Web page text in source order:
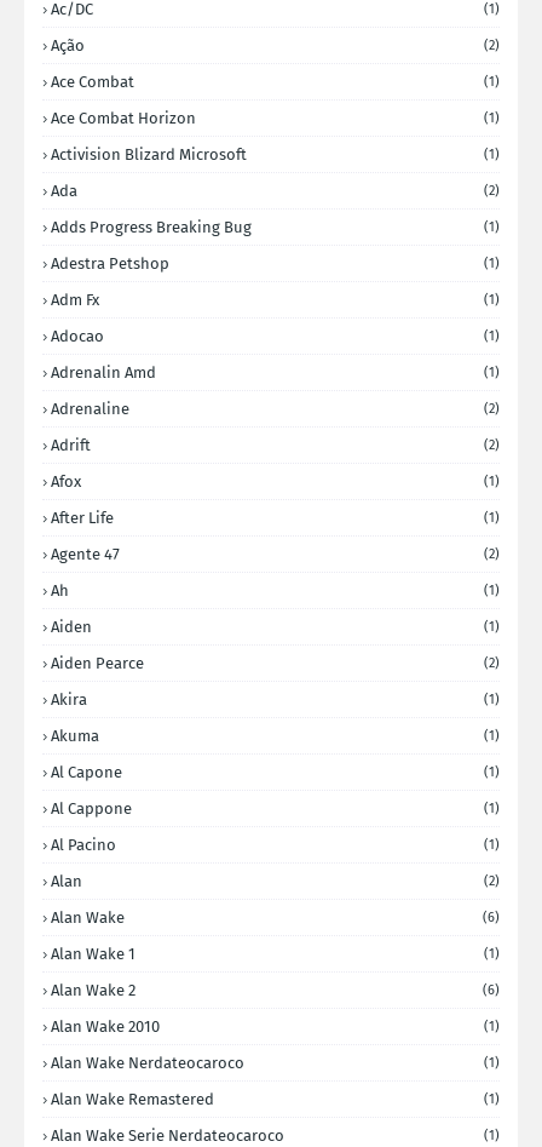
Ac/DC (1)
Ação (2)
Ace Combat (1)
Ace Combat Horizon (1)
Activision Blizard Microsoft (1)
Ada (2)
Adds Progress Breaking Bug (1)
Adestra Petshop (1)
Adm Fx (1)
Adocao (1)
Adrenalin Amd (1)
Adrenaline (2)
Adrift (2)
Afox (1)
After Life (1)
Agente 47 (2)
Ah (1)
Aiden (1)
Aiden Pearce (2)
Akira (1)
Akuma (1)
Al Capone (1)
Al Cappone (1)
Al Pacino (1)
Alan (2)
Alan Wake (6)
Alan Wake 1 (1)
Alan Wake 2 (6)
Alan Wake 2010 (1)
Alan Wake Nerdateocaroco (1)
Alan Wake Remastered (1)
Alan Wake Serie Nerdateocaroco (1)